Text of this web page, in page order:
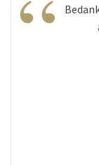
“